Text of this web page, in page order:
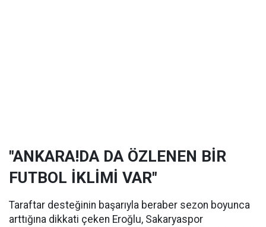
"ANKARA!DA DA ÖZLENEN BİR
FUTBOL İKLİMİ VAR"
Taraftar desteğinin başarıyla beraber sezon boyunca
arttığına dikkati çeken Eroğlu, Sakaryaspor